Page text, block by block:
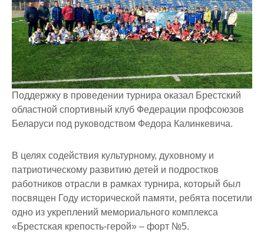
Поддержку в проведении турнира оказал Брестский
областной спортивный клуб Федерации профсоюзов
Беларуси под руководством Федора Калинкевича.
В целях содействия культурному, духовному и
патриотическому развитию детей и подростков
работников отрасли в рамках турнира, который был
посвящен Году исторической памяти, ребята посетили
одно из укреплений мемориального комплекса
«Брестская крепость-герой» – форт №5.